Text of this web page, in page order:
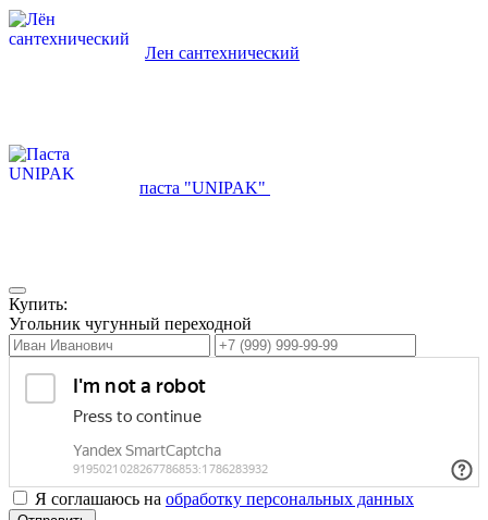
Лен сантехнический
паста "UNIPAK"
Купить:
Угольник чугунный переходной
Я соглашаюсь на обработку персональных данных